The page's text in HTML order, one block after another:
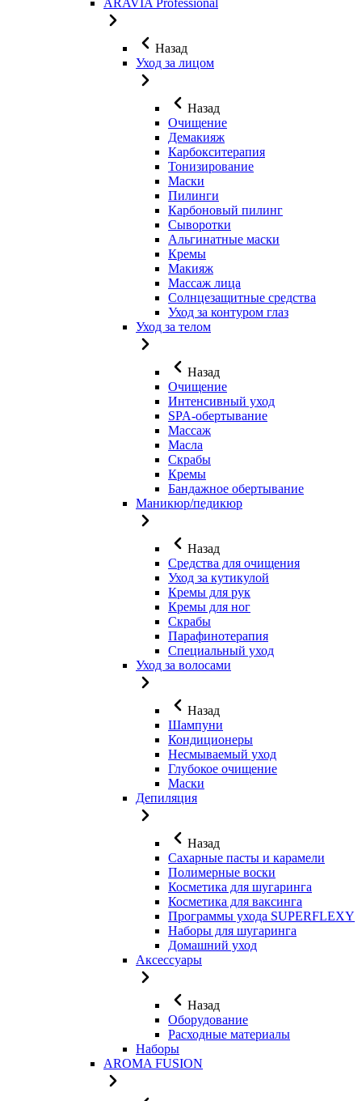
ARAVIA Professional
Назад
Уход за лицом
Назад
Очищение
Демакияж
Карбокситерапия
Тонизирование
Маски
Пилинги
Карбоновый пилинг
Сыворотки
Альгинатные маски
Кремы
Макияж
Массаж лица
Солнцезащитные средства
Уход за контуром глаз
Уход за телом
Назад
Очищение
Интенсивный уход
SPA-обертывание
Массаж
Масла
Скрабы
Кремы
Бандажное обертывание
Маникюр/педикюр
Назад
Средства для очищения
Уход за кутикулой
Кремы для рук
Кремы для ног
Скрабы
Парафинотерапия
Специальный уход
Уход за волосами
Назад
Шампуни
Кондиционеры
Несмываемый уход
Глубокое очищение
Маски
Депиляция
Назад
Сахарные пасты и карамели
Полимерные воски
Косметика для шугаринга
Косметика для ваксинга
Программы ухода SUPERFLEXY
Наборы для шугаринга
Домашний уход
Аксессуары
Назад
Оборудование
Расходные материалы
Наборы
AROMA FUSION